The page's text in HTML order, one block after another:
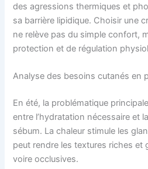
des agressions thermiques et
sa barrière lipidique. Choisir une
ne relève pas du simple confort,
protection et de régulation
Analyse des besoins cutanés en
En été, la problématique
entre l’hydratation nécessaire et
sébum. La chaleur stimule les
peut rendre les textures riches et
voire occlusives.